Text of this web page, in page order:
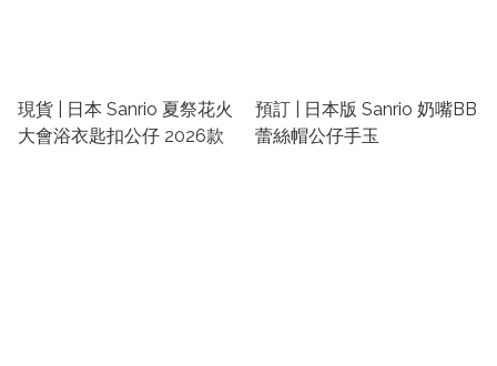
現貨 | 日本 Sanrio 夏祭花火
大會浴衣匙扣公仔 2026款
預訂 | 日本版 Sanrio 奶嘴BB
蕾絲帽公仔手玉